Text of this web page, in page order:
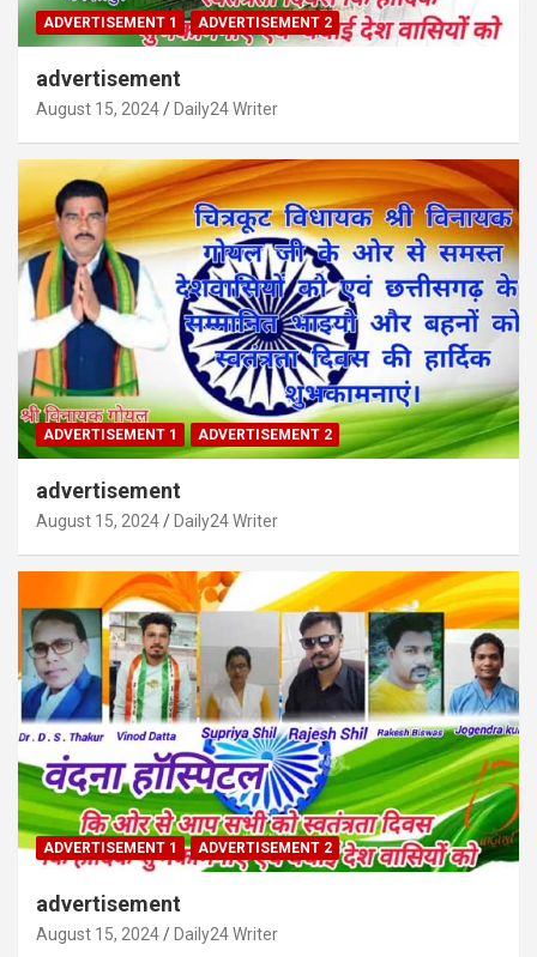
ADVERTISEMENT 1 ADVERTISEMENT 2
advertisement
August 15, 2024 Daily24 Writer
ADVERTISEMENT 1 ADVERTISEMENT 2
advertisement
August 15, 2024 Daily24 Writer
ADVERTISEMENT 1 ADVERTISEMENT 2
advertisement
August 15, 2024 Daily24 Writer